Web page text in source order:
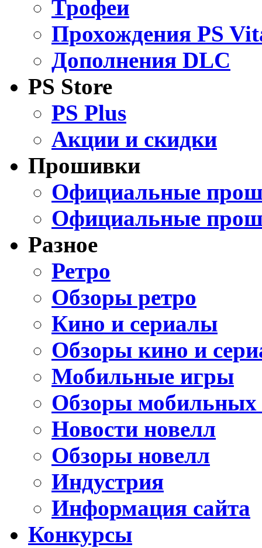
Трофеи
Прохождения PS
Дополнения DLC
PS Store
PS Plus
Акции и скидки
Прошивки
Официальные
Официальные
Разное
Ретро
Обзоры ретро
Кино и сериалы
Обзоры кино и
Мобильные игры
Обзоры мобильных
Новости новелл
Обзоры новелл
Индустрия
Информация сайта
Конкурсы